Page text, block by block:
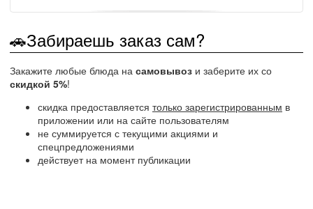
🚗Забираешь заказ сам?
Закажите любые блюда на самовывоз и заберите их со
скидкой 5%!
скидка предоставляется только зарегистрированным в
приложении или на сайте пользователям
не суммируется с текущими акциями и
спецпредложениями
действует на момент публикации